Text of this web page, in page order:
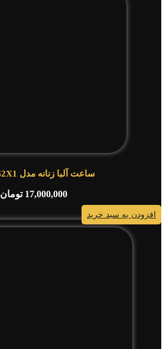
ساعت آلبا زنانه مدل AH7L62X1
17,000,000 تومان
افزودن به سبد خرید